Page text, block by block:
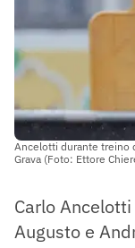
Ancelotti durante treino
Grava (Foto: Ettore
Carlo
Augusto e